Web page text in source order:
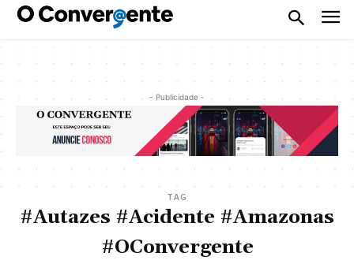
- Publicidade -
TAG
#Autazes #Acidente #Amazonas
#OConvergente